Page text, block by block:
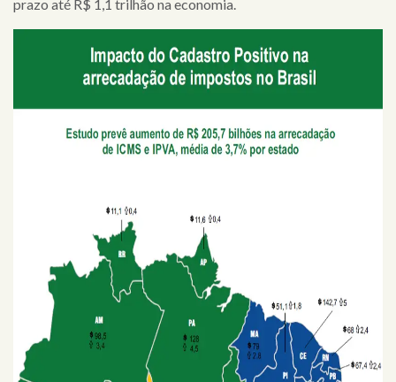
prazo até R$ 1,1 trilhão na economia.